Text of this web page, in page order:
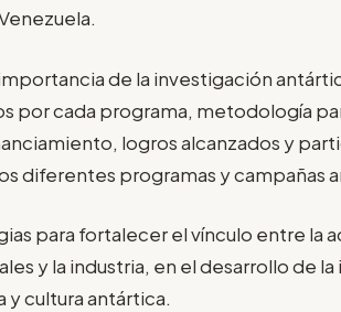
de la investigación
por cada programa, metodología
logros alcanzados y
diferentes programas y campañas
para fortalecer el vínculo entre la
y la industria, en el desarrollo de
cultura antártica.